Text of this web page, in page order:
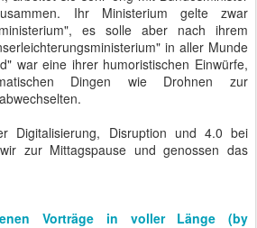
Ihr Ministerium gelte zwar
es solle aber nach ihrem
in aller Munde
war eine ihrer humoristischen Einwürfe,
Dingen wie Drohnen zur
Digitalisierung, Disruption und 4.0 bei
zur Mittagspause und genossen das
Vorträge in voller Länge (by